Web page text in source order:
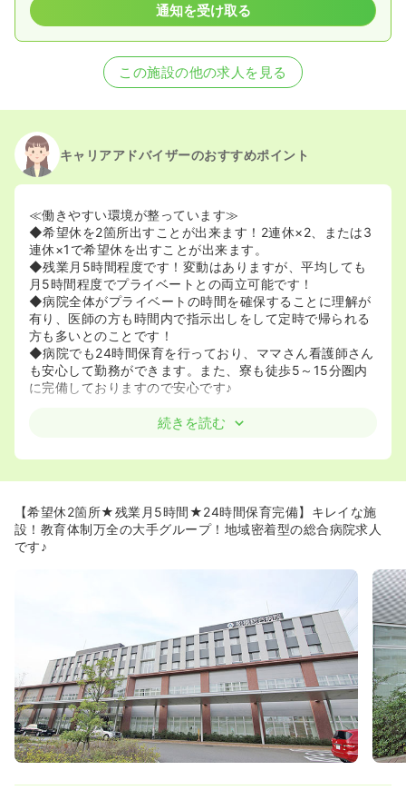
通知を受け取る
この施設の他の求人を見る
キャリアアドバイザーのおすすめポイント
≪働きやすい環境が整っています≫
◆希望休を2箇所出すことが出来ます！2連休×2、または3
連休×1で希望休を出すことが出来ます。
◆残業月5時間程度です！変動はありますが、平均しても
月5時間程度でプライベートとの両立可能です！
◆病院全体がプライベートの時間を確保することに理解が
有り、医師の方も時間内で指示出しをして定時で帰られる
方も多いとのことです！
◆病院でも24時間保育を行っており、ママさん看護師さん
も安心して勤務ができます。また、寮も徒歩5～15分圏内
に完備しておりますので安心です♪
≪新築移転★アクセス便利★キレイで充実した施設で働け
◆2013年に施設が新築移転！新興住宅街の中にあるキレイ
設です♪東葉高速鉄道 東海神駅から徒歩7分、JR船橋駅か
らはバスも出ていますので、通勤も快適です！
◆クリニカルラダーを用いたり、勉強会等の教育制度があ
続きを読む
【希望休2箇所★残業月5時間★24時間保育完備】キレイな施
設！教育体制万全の大手グループ！地域密着型の総合病院求人
です♪